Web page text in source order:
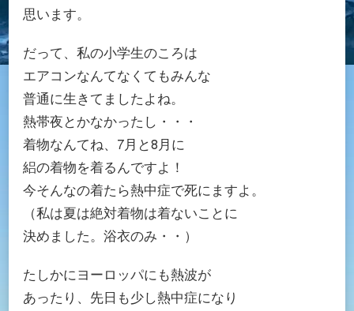
思います。
だって、私の小学生のころは
エアコンなんてなくてもみんな
普通に生きてましたよね。
熱帯夜とかなかったし・・・
着物なんてね、7月と8月に
絽の着物を着るんですよ！
今そんなの着たら熱中症で死にますよ。
（私は夏は絶対着物は着ないことに
決めました。浴衣のみ・・）
たしかにヨーロッパにも熱波が
あったり、先日も少し熱中症になり